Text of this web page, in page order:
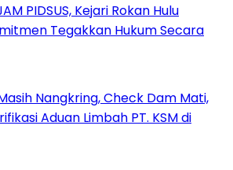
PIDSUS, Kejari Rokan Hulu
Tegakkan Hukum Secara
Nangkring, Check Dam Mati,
Aduan Limbah PT. KSM di